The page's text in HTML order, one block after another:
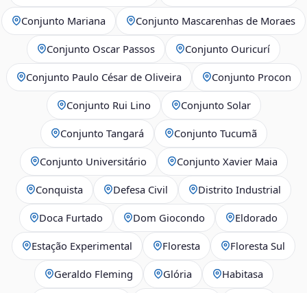
Conjunto Mariana Conjunto Mascarenhas de Moraes
Conjunto Oscar Passos Conjunto Ouricurí
Conjunto Paulo César de Oliveira Conjunto Procon
Conjunto Rui Lino Conjunto Solar
Conjunto Tangará Conjunto Tucumã
Conjunto Universitário Conjunto Xavier Maia
Conquista Defesa Civil Distrito Industrial
Doca Furtado Dom Giocondo Eldorado
Estação Experimental Floresta Floresta Sul
Geraldo Fleming Glória Habitasa